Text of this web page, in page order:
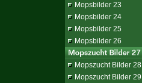
Mopsbilder 23
Mopsbilder 24
Mopsbilder 25
Mopsbilder 26
Mopszucht Bilder 28
Mopszucht Bilder 29